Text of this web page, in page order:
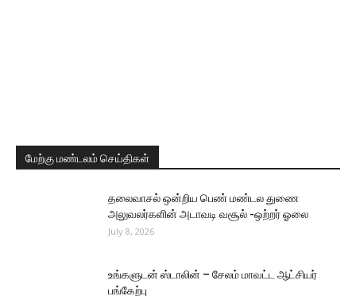
மேற்கு மண்டலம் செய்திகள்
தலைவாசல் ஒன்றிய பெண் மண்டல துணை
அலுவலர்களின் அடாவடி வசூல் -ஒற்றர் ஓலை
July 8, 2026
உங்களுடன் ஸ்டாலின் – சேலம் மாவட்ட ஆட்சியர்
பங்கேற்பு